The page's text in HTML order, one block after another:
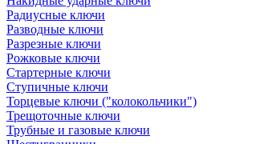
Радиусные ключи
Разводные ключи
Разрезные ключи
Рожковые ключи
Стартерные ключи
Ступичные ключи
Торцевые ключи ("колокольчики")
Трещоточные ключи
Трубные и газовые ключи